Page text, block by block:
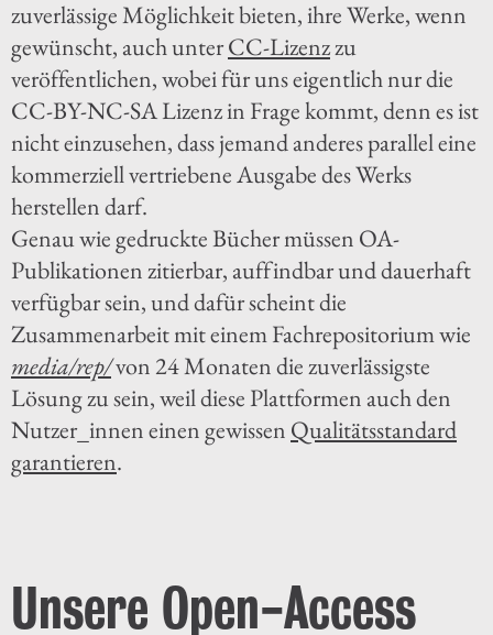
zuverlässige Möglichkeit bieten, ihre Werke, wenn
gewünscht, auch unterCC-Lizenzzu
veröffentlichen, wobei für uns eigentlich nur die
CC-BY-NC-SA Lizenz in Frage kommt, denn es ist
nicht einzusehen, dass jemand anderes parallel eine
kommerziell vertriebene Ausgabe des Werks
herstellen darf.
Genau wie gedruckte Bücher müssen OA-
Publikationen zitierbar, auffindbar und dauerhaft
verfügbar sein, und dafür scheint die
Zusammenarbeit mit einem Fachrepositorium wie
media/rep/von 24 Monaten die zuverlässigste
Lösung zu sein, weil diese Plattformen auch den
Nutzer_innen einen gewissen Qualitätsstandard
garantieren.
Unsere Open-Access